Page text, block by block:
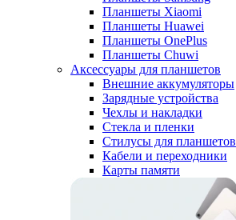
Планшеты Xiaomi
Планшеты Huawei
Планшеты OnePlus
Планшеты Chuwi
Аксессуары для планшетов
Внешние аккумуляторы
Зарядные устройства
Чехлы и накладки
Стекла и пленки
Стилусы для планшетов
Кабели и переходники
Карты памяти